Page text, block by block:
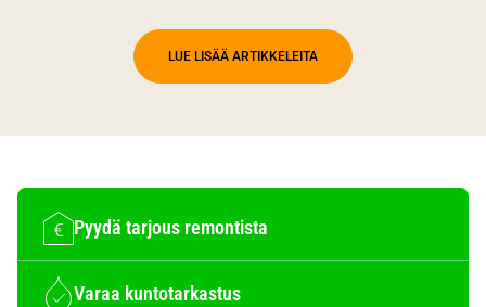
LUE LISÄÄ ARTIKKELEITA
Pyydä tarjous remontista
Varaa kuntotarkastus